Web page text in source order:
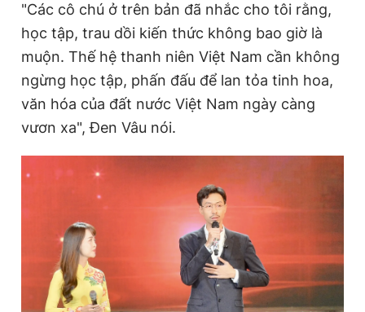
"Các cô chú ở trên bản đã nhắc cho tôi rằng,
học tập, trau dồi kiến thức không bao giờ là
muộn. Thế hệ thanh niên Việt Nam cần không
ngừng học tập, phấn đấu để lan tỏa tinh hoa,
văn hóa của đất nước Việt Nam ngày càng
vươn xa", Đen Vâu nói.